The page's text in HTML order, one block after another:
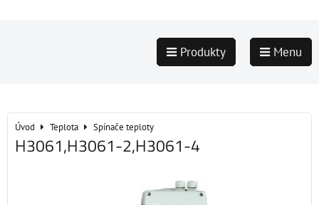
Produkty Menu
Úvod Teplota Spínače teploty
H3061,H3061-2,H3061-4